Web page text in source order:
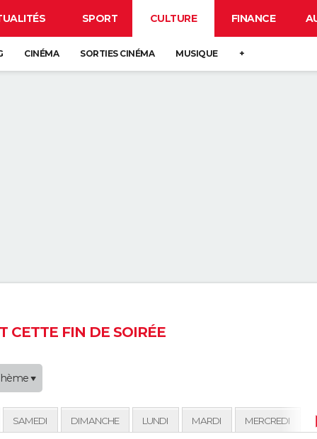
SPORT CULTURE FINANCE
CINÉMA SORTIES CINÉMA MUSIQUE +
CETTE FIN DE SOIRÉE
SAMEDI DIMANCHE LUNDI MARDI MERCREDI